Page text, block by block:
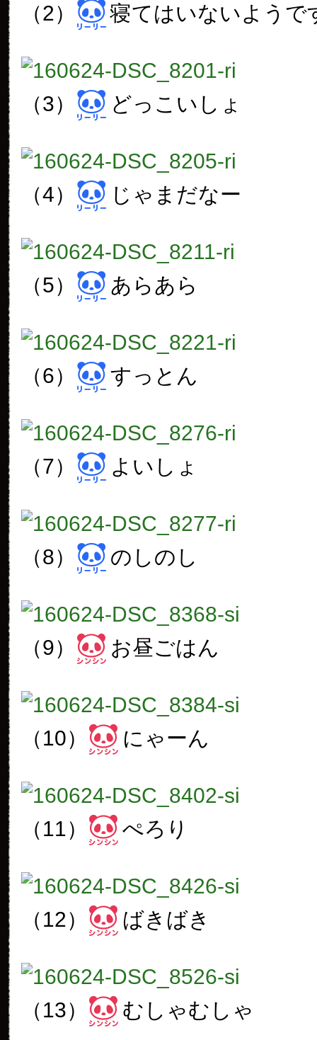
（2） 寝てはいないようで
（3） どっこいしょ
（4） じゃまだなー
（5） あらあら
（6） すっとん
（7） よいしょ
（8） のしのし
（9） お昼ごはん
（10） にゃーん
（11） ぺろり
（12） ばきばき
（13） むしゃむしゃ